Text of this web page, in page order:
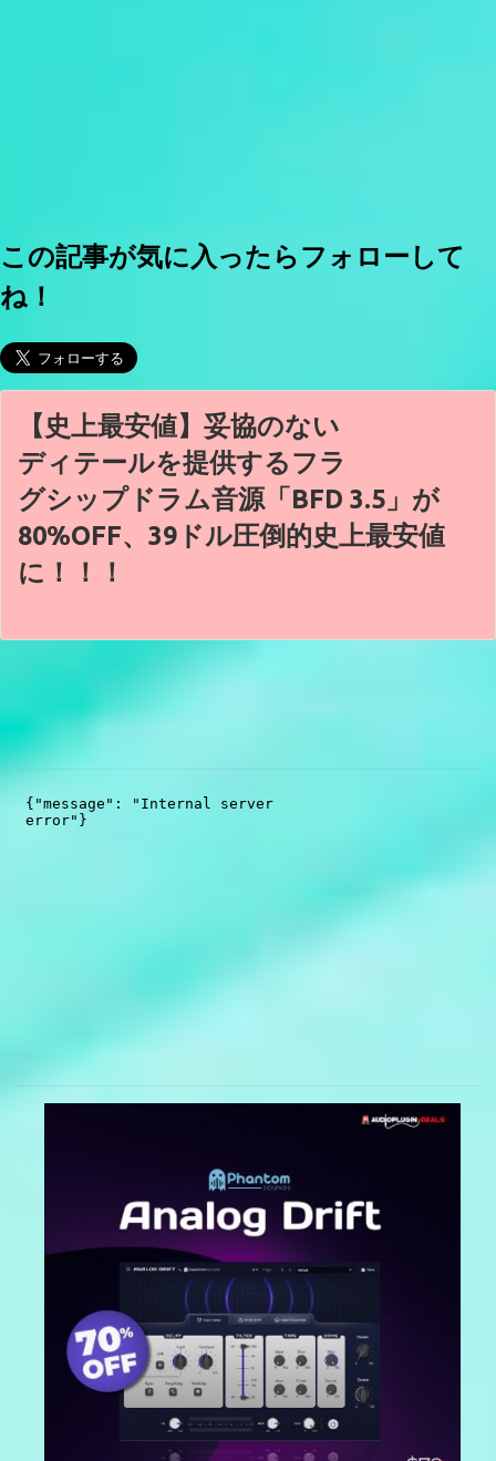
この記事が気に入ったらフォローして
ね！
【史上最安値】妥協のない
ディテールを提供するフラ
グシップドラム音源「BFD 3.5」が
80%OFF、39ドル圧倒的史上最安値
に！！！